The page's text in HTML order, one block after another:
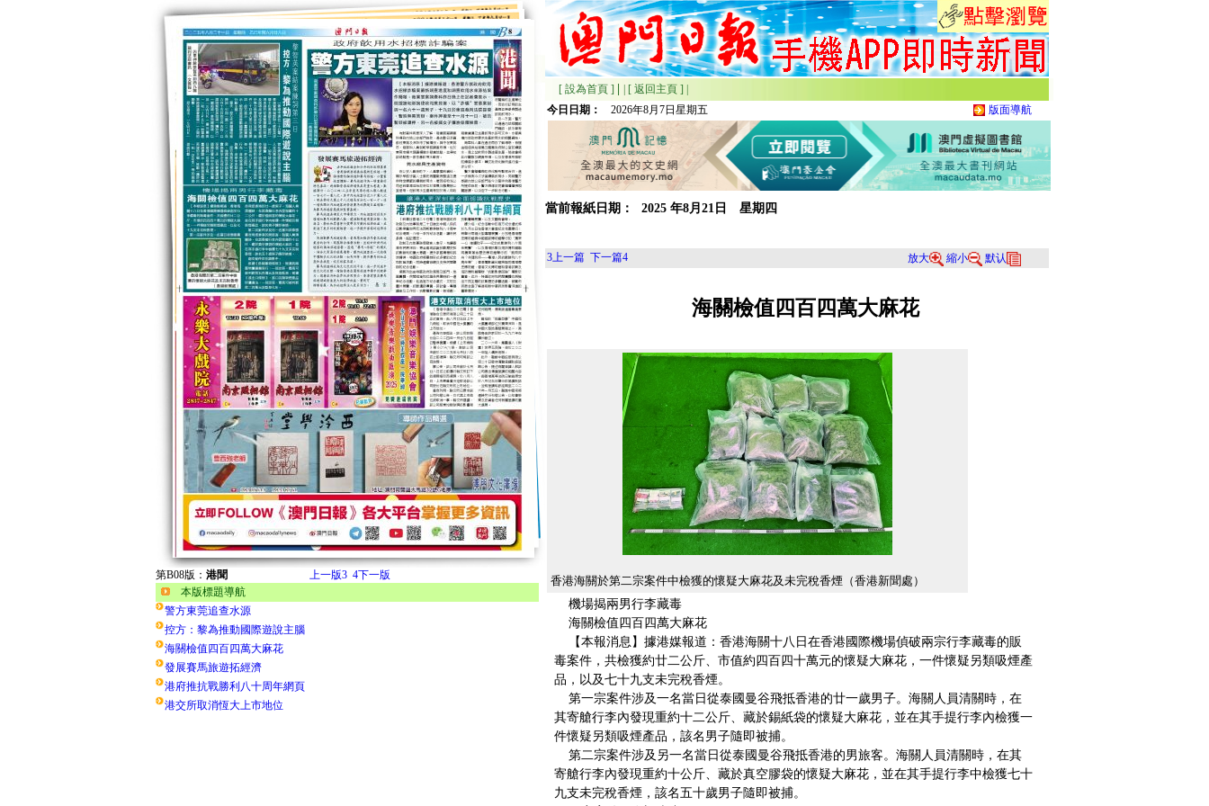
第B08版： 港聞 上一版3 4下一版
本版標題導航
警方東莞追查水源
控方：黎為推動國際遊說主腦
海關檢值四百四萬大麻花
發展賽馬旅遊拓經濟
港府推抗戰勝利八十周年網頁
港交所取消恆大上市地位
[ 設為首頁 ] [ 返回主頁 ]
今日日期：
2026年8月7日星期五 版面導航
當前報紙日期： 2025 年8月 21日 星期 四
3上一篇 下一篇4 放大 縮小 默认
海關檢值四百四萬大麻花
香港海關於第二宗案件中檢獲的懷疑大麻花及未完稅香煙（香港新聞處）
機場揭兩男行李藏毒
海關檢值四百四萬大麻花
【本報消息】據港媒報道：香港海關十八日在香港國際機場偵破兩宗行李藏毒的販
毒案件，共檢獲約廿二公斤、市值約四百四十萬元的懷疑大麻花，一件懷疑另類吸煙產
品，以及七十九支未完稅香煙。
第一宗案件涉及一名當日從泰國曼谷飛抵香港的廿一歲男子。海關人員清關時，在
其寄艙行李內發現重約十二公斤、藏於錫紙袋的懷疑大麻花，並在其手提行李內檢獲一
件懷疑另類吸煙產品，該名男子隨即被捕。
第二宗案件涉及另一名當日從泰國曼谷飛抵香港的男旅客。海關人員清關時，在其
寄艙行李內發現重約十公斤、藏於真空膠袋的懷疑大麻花，並在其手提行李中檢獲七十
九支未完稅香煙，該名五十歲男子隨即被捕。